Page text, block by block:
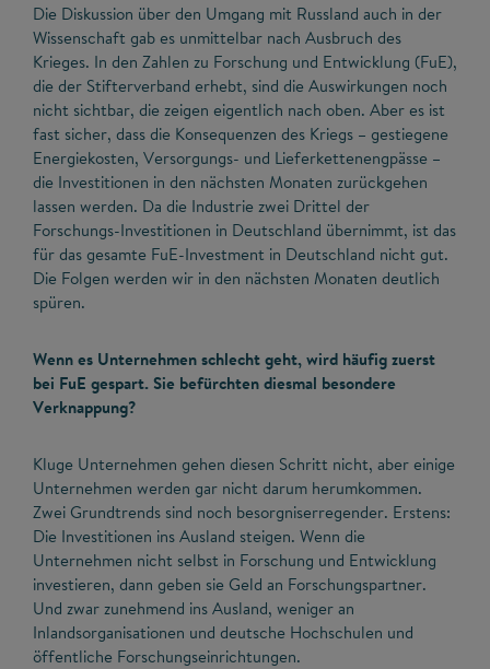
Die Diskussion über den Umgang mit Russland auch in der
Wissenschaft gab es unmittelbar nach Ausbruch des
Krieges. In den Zahlen zu Forschung und Entwicklung (FuE),
die der Stifterverband erhebt, sind die Auswirkungen noch
nicht sichtbar, die zeigen eigentlich nach oben. Aber es ist
fast sicher, dass die Konsequenzen des Kriegs – gestiegene
Energiekosten, Versorgungs- und Lieferkettenengpässe –
die Investitionen in den nächsten Monaten zurückgehen
lassen werden. Da die Industrie zwei Drittel der
Forschungs-Investitionen in Deutschland übernimmt, ist das
für das gesamte FuE-Investment in Deutschland nicht gut.
Die Folgen werden wir in den nächsten Monaten deutlich
spüren.
Wenn es Unternehmen schlecht geht, wird häufig zuerst
bei FuE gespart. Sie befürchten diesmal besondere
Verknappung?
Kluge Unternehmen gehen diesen Schritt nicht, aber einige
Unternehmen werden gar nicht darum herumkommen.
Zwei Grundtrends sind noch besorgniserregender. Erstens:
Die Investitionen ins Ausland steigen. Wenn die
Unternehmen nicht selbst in Forschung und Entwicklung
investieren, dann geben sie Geld an Forschungspartner.
Und zwar zunehmend ins Ausland, weniger an
Inlandsorganisationen und deutsche Hochschulen und
öffentliche Forschungseinrichtungen.